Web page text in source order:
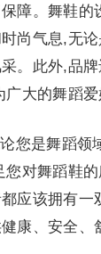
障。舞鞋的
尚气息,无
。此外,品
广大的舞蹈
您是舞蹈领
您对舞蹈鞋
应该拥有一
康、安全、